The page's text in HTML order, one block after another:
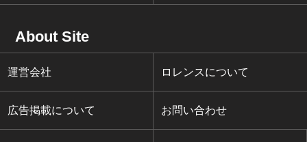
About Site
運営会社 ロレンスについて
広告掲載について お問い合わせ